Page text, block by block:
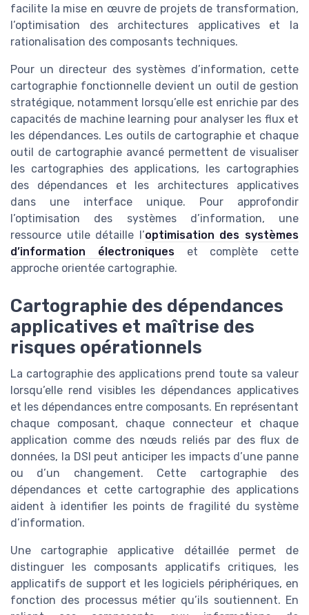
facilite la mise en œuvre de projets de transformation,
l’optimisation des architectures applicatives et la
rationalisation des composants techniques.
Pour un directeur des systèmes d’information, cette
cartographie fonctionnelle devient un outil de gestion
stratégique, notamment lorsqu’elle est enrichie par des
capacités de machine learning pour analyser les flux et
les dépendances. Les outils de cartographie et chaque
outil de cartographie avancé permettent de visualiser
les cartographies des applications, les cartographies
des dépendances et les architectures applicatives
dans une interface unique. Pour approfondir
l’optimisation des systèmes d’information, une
ressource utile détaille l’optimisation des systèmes
d’information électroniqueset complète cette
approche orientée cartographie.
Cartographie des dépendances
applicatives et maîtrise des
risques opérationnels
La cartographie des applications prend toute sa valeur
lorsqu’elle rend visibles les dépendances applicatives
et les dépendances entre composants. En représentant
chaque composant, chaque connecteur et chaque
application comme des nœuds reliés par des flux de
données, la DSI peut anticiper les impacts d’une panne
ou d’un changement. Cette cartographie des
dépendances et cette cartographie des applications
aident à identifier les points de fragilité du système
d’information.
Une cartographie applicative détaillée permet de
distinguer les composants applicatifs critiques, les
applicatifs de support et les logiciels périphériques, en
fonction des processus métier qu’ils soutiennent. En